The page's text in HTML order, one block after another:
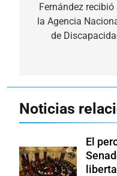
de
entradas
Fernández recibió
la Agencia
de
Noticias
El